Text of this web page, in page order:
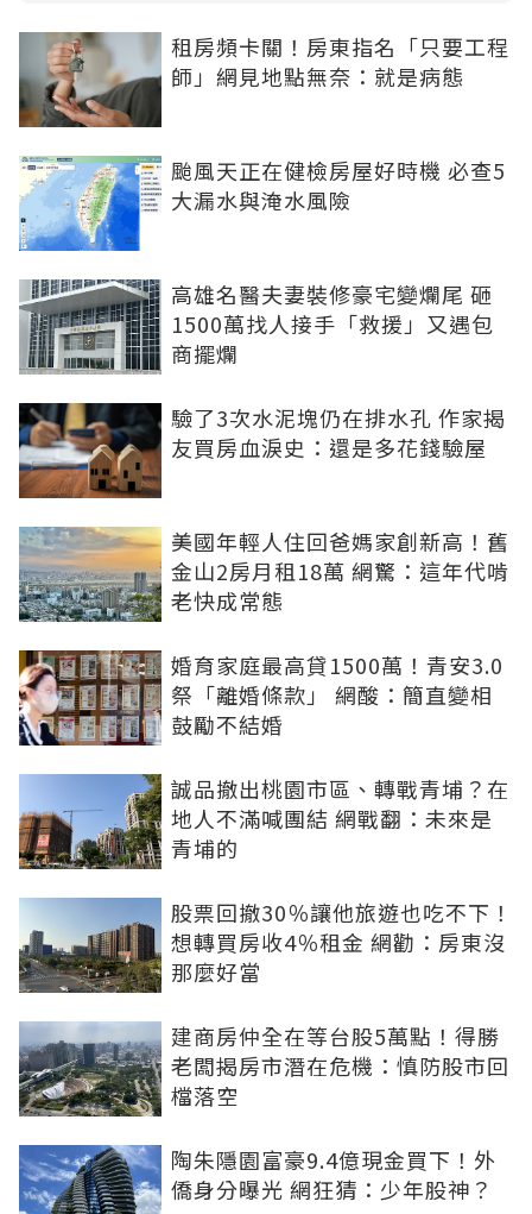
租房頻卡關！房東指名「只要工程
師」網見地點無奈：就是病態
颱風天正在健檢房屋好時機 必查5
大漏水與淹水風險
高雄名醫夫妻裝修豪宅變爛尾 砸
1500萬找人接手「救援」又遇包
商擺爛
驗了3次水泥塊仍在排水孔 作家揭
友買房血淚史：還是多花錢驗屋
美國年輕人住回爸媽家創新高！舊
金山2房月租18萬 網驚：這年代啃
老快成常態
婚育家庭最高貸1500萬！青安3.0
祭「離婚條款」 網酸：簡直變相
鼓勵不結婚
誠品撤出桃園市區、轉戰青埔？在
地人不滿喊團結 網戰翻：未來是
青埔的
股票回撤30％讓他旅遊也吃不下！
想轉買房收4％租金 網勸：房東沒
那麼好當
建商房仲全在等台股5萬點！得勝
老闆揭房市潛在危機：慎防股市回
檔落空
陶朱隱園富豪9.4億現金買下！外
僑身分曝光 網狂猜：少年股神？